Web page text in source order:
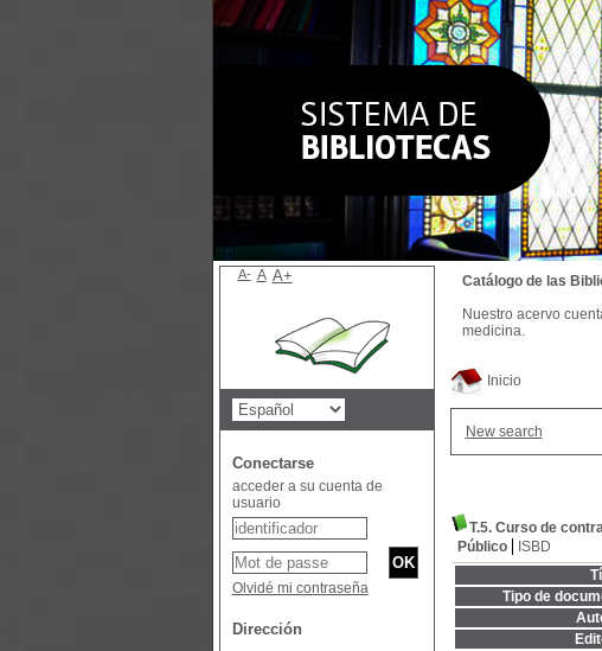
Inicio
New search
T.5. Curso de
Público
ISBD
Tipo de
Catálogo de las
Nuestro acervo
medicina.
A- A A+
Conectarse
acceder a su cuenta de
usuario
Olvidé mi contraseña
Dirección